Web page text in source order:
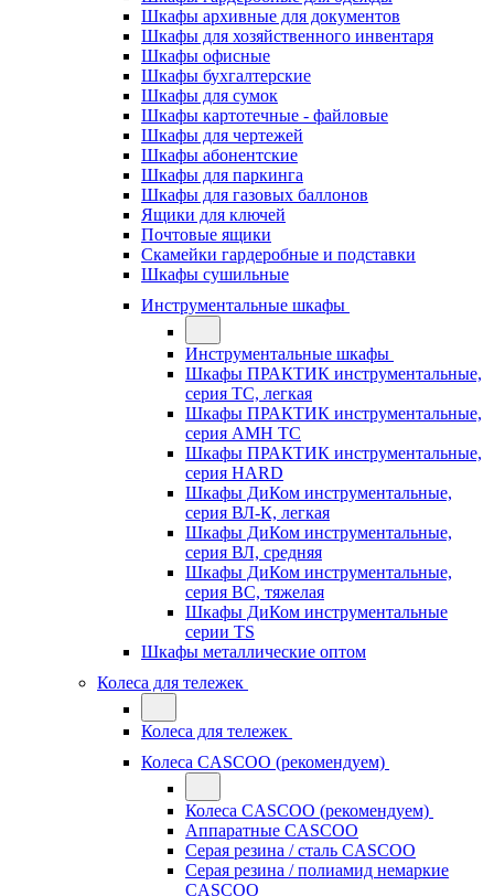
Шкафы архивные для документов
Шкафы для хозяйственного инвентаря
Шкафы офисные
Шкафы бухгалтерские
Шкафы для сумок
Шкафы картотечные - файловые
Шкафы для чертежей
Шкафы абонентские
Шкафы для паркинга
Шкафы для газовых баллонов
Ящики для ключей
Почтовые ящики
Скамейки гардеробные и подставки
Шкафы сушильные
Инструментальные шкафы
Инструментальные шкафы
Шкафы ПРАКТИК инструментальные,
серия ТC, легкая
Шкафы ПРАКТИК инструментальные,
серия AMH TC
Шкафы ПРАКТИК инструментальные,
серия HARD
Шкафы ДиКом инструментальные,
cерия ВЛ-К, легкая
Шкафы ДиКом инструментальные,
серия ВЛ, средняя
Шкафы ДиКом инструментальные,
серия ВС, тяжелая
Шкафы ДиКом инструментальные
серии TS
Шкафы металлические оптом
Колеса для тележек
Колеса для тележек
Колеса CASCOO (рекомендуем)
Колеса CASCOO (рекомендуем)
Аппаратные CASCOO
Серая резина / сталь CASCOO
Серая резина / полиамид немаркие
CASCOO